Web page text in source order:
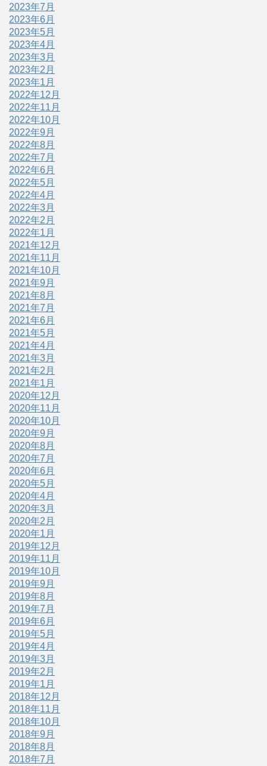
2023年7月
2023年6月
2023年5月
2023年4月
2023年3月
2023年2月
2023年1月
2022年12月
2022年11月
2022年10月
2022年9月
2022年8月
2022年7月
2022年6月
2022年5月
2022年4月
2022年3月
2022年2月
2022年1月
2021年12月
2021年11月
2021年10月
2021年9月
2021年8月
2021年7月
2021年6月
2021年5月
2021年4月
2021年3月
2021年2月
2021年1月
2020年12月
2020年11月
2020年10月
2020年9月
2020年8月
2020年7月
2020年6月
2020年5月
2020年4月
2020年3月
2020年2月
2020年1月
2019年12月
2019年11月
2019年10月
2019年9月
2019年8月
2019年7月
2019年6月
2019年5月
2019年4月
2019年3月
2019年2月
2019年1月
2018年12月
2018年11月
2018年10月
2018年9月
2018年8月
2018年7月